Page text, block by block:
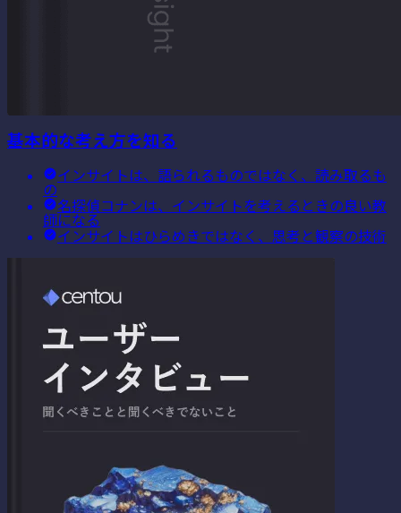
基本的な考え方を知る
インサイトは、語られるものではなく、読み取るも
の
名探偵コナンは、インサイトを考えるときの良い教
師になる
インサイトはひらめきではなく、思考と観察の技術